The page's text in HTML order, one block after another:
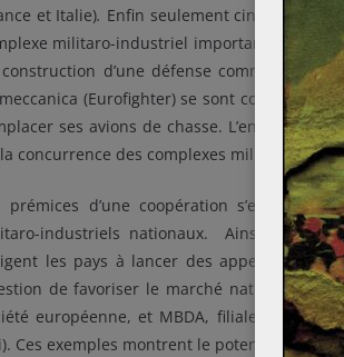
et Italie). Enfin seulement cinq États
militaro-industriel important. La
d’une défense commune.
(Eurofighter) se sont
ses avions de chasse. L’entretien
concurrence des complexes militaro-
prémices d’une coopération
industriels nationaux.
Ainsi les lois
les pays à lancer des appels d’offre
de favoriser le marché national. Des
européenne, et MBDA, filiale
Ces exemples montrent le potentiel de la